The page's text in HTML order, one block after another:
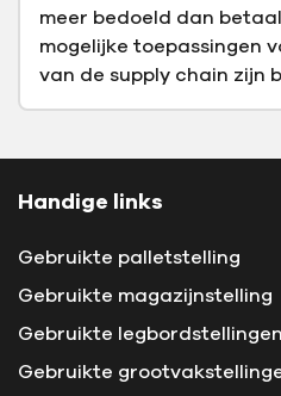
meer bedoeld dan
mogelijke toepassingen
van de supply chain zijn
Handige links
Gebruikte palletstelling
Gebruikte magazijnstelling
Gebruikte legbordstellingen
Gebruikte